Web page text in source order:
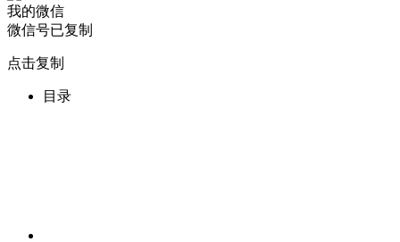
我的微信
微信号已复制
点击复制
目录